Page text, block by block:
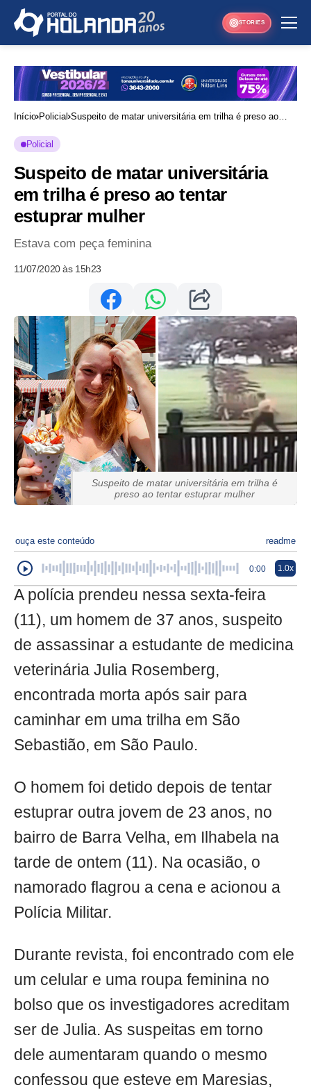
STORIES
Início Policial Suspeito de matar universitária em trilha é preso ao
Policial
Suspeito de matar universitária
em trilha é preso ao tentar
estuprar mulher
Estava com peça feminina
11/07/2020 às 15h23
Suspeito de matar universitária em trilha é
preso ao tentar estuprar mulher
ouça este conteúdo readme
0:00 1.0x
A polícia prendeu nessa sexta-feira
(11), um homem de 37 anos, suspeito
de assassinar a estudante de medicina
veterinária Julia Rosemberg,
encontrada morta após sair para
caminhar em uma trilha em São
Sebastião, em São Paulo.
O homem foi detido depois de tentar
estuprar outra jovem de 23 anos, no
bairro de Barra Velha, em Ilhabela na
tarde de ontem (11). Na ocasião, o
namorado flagrou a cena e acionou a
Polícia Militar.
Durante revista, foi encontrado com ele
um celular e uma roupa feminina no
bolso que os investigadores acreditam
ser de Julia. As suspeitas em torno
dele aumentaram quando o mesmo
confessou que esteve em Maresias,